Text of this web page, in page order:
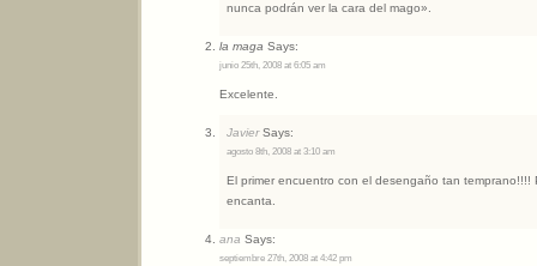
nunca podrán ver la cara del mago».
la maga Says:
junio 25th, 2008 at 6:05 am
Excelente.
JavierSays:
agosto 8th, 2008 at 3:10 am
El primer encuentro con el desengaño tan temprano!!!!
encanta.
ana Says:
septiembre 27th, 2008 at 4:42 pm